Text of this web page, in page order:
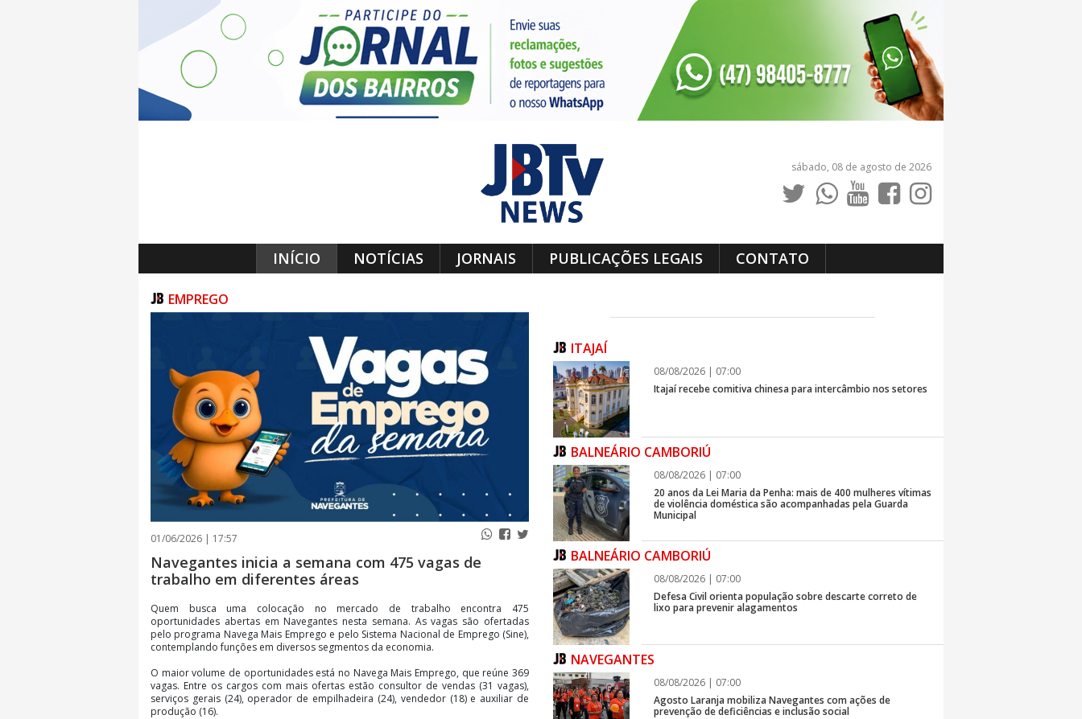
sábado, 08 de agosto de 2026
INÍCIO NOTÍCIAS JORNAIS PUBLICAÇÕES LEGAIS CONTATO
EMPREGO
01/06/2026 | 17:57
Navegantes inicia a semana com 475 vagas de
trabalho em diferentes áreas
Quem busca uma colocação no mercado de trabalho encontra 475
oportunidades abertas em Navegantes nesta semana. As vagas são ofertadas
pelo programa Navega Mais Emprego e pelo Sistema Nacional de Emprego (Sine),
contemplando funções em diversos segmentos da economia.
O maior volume de oportunidades está no Navega Mais Emprego, que reúne 369
vagas. Entre os cargos com mais ofertas estão consultor de vendas (31 vagas),
serviços gerais (24), operador de empilhadeira (24), vendedor (18) e auxiliar de
produção (16).
ITAJAÍ
08/08/2026 | 07:00
Itajaí recebe comitiva chinesa para intercâmbio nos setores
BALNEÁRIO CAMBORIÚ
08/08/2026 | 07:00
20 anos da Lei Maria da Penha: mais de 400 mulheres vítimas
de violência doméstica são acompanhadas pela Guarda
Municipal
BALNEÁRIO CAMBORIÚ
08/08/2026 | 07:00
Defesa Civil orienta população sobre descarte correto de
lixo para prevenir alagamentos
NAVEGANTES
08/08/2026 | 07:00
Agosto Laranja mobiliza Navegantes com ações de
prevenção de deficiências e inclusão social